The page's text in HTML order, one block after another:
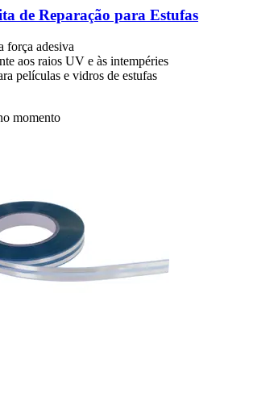
de Reparação para Estufas
força adesiva
aos raios UV e às intempéries
películas e vidros de estufas
momento